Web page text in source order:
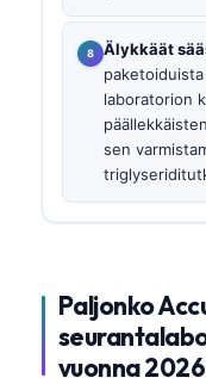
Älykkäät
laboratorion
sen
Paljonko
vuonna